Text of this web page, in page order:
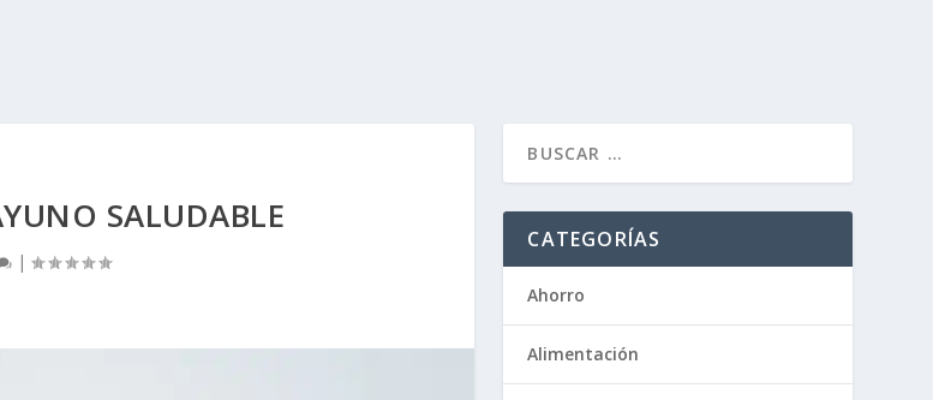
SALUDABLE
|
CATEGORÍAS
Ahorro
Alimentación